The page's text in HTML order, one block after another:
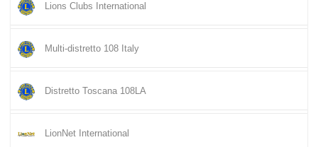
Lions Clubs International
Multi-distretto 108 Italy
Distretto Toscana 108LA
LionNet International